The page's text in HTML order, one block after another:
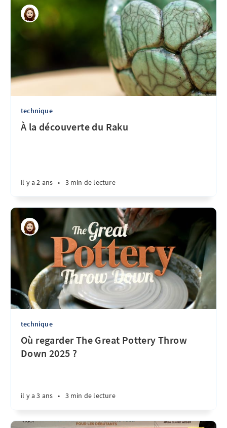
technique
À la découverte du Raku
il y a 2 ans • 3 min de lecture
technique
Où regarder The Great Pottery Throw
Down 2025 ?
il y a 3 ans • 3 min de lecture